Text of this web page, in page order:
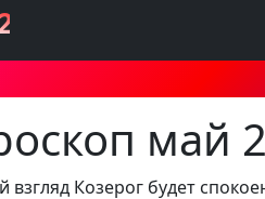
май
взгляд Козерог будет